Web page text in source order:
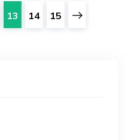
13 14 15